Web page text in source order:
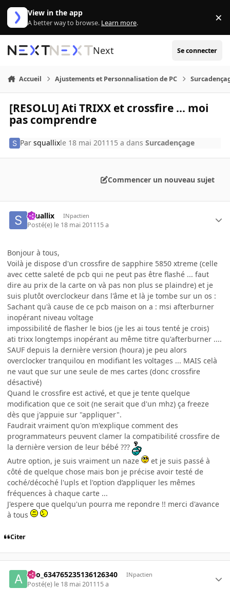
Aller au contenu
View in the app
A better way to browse. Learn more. ×
Next Se connecter
Accueil Ajustements et Personnalisation de PC
[RESOLU] Ati TRIXX et crossfire ... moi
pas comprendre
Parsquallixle 18 mai 2011 15 a dansSurcadençage
Commencer un nouveau sujet
squallix INpactien
Posté(e) le 18 mai 201115 a
Bonjour à tous,
Voilà je dispose d'un crossfire de sapphire 5850 xtreme (celle
avec cette saleté de pcb qui ne peut pas être flashé ... faut
dire au prix de la carte on và pas non plus se plaindre) et je
suis plutôt overclockeur dans l'âme et là je tombe sur un os :
Sachant qu'à cause de ce pcb maison on a : msi afterburner
inopérant niveau voltage
impossibilité de flasher le bios (je les ai tous tenté je crois)
ati trixx longtemps inopérant au même titre qu'afterburner ....
SAUF depuis la dernière version (houra) je peu alors
overclocker tranquilou en modifiant les voltages ... MAIS celà
ne vaut que sur une seule de mes cartes (donc crossfire
désactivé)
Quand le crossfire est activé, et que je tente quelque
modification que ce soit (ne serait que d'un mhz) ça freeze
dès que j'appuie sur "appliquer".
Faudrait vraiment qu'on m'explique comment des
programmateurs peuvent clamer la compatibilité crossfire de
la dernière version de leur bébé ???
Autre option, je suis vraiment un naze
et je suis passé à
côté de quelque chose mais bon je précise avoir testé de
coché/décoché l'upls et l'option d’appliquer les mêmes
fréquences à chaque carte ...
J'espere que quelqu'un pourra me repondre !! merci d'avance
à tous
Citer
ano_634765235136126340 INpactien
Posté(e) le 18 mai 201115 a